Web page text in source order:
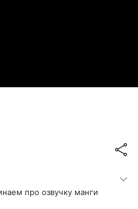
про озвучку манги